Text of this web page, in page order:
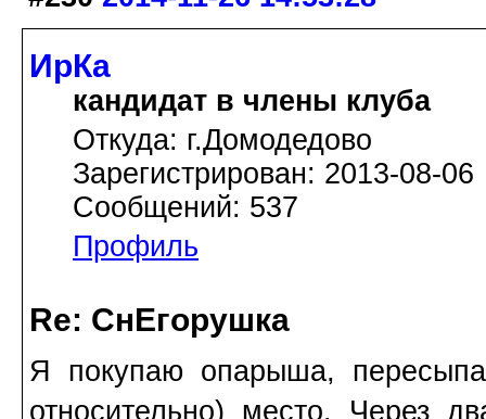
ИрКа
кандидат в члены клуба
Откуда: г.Домодедово
Зарегистрирован: 2013-08-06
Сообщений: 537
Профиль
Re: СнЕгорушка
Я покупаю опарыша,
относительно) место. Через